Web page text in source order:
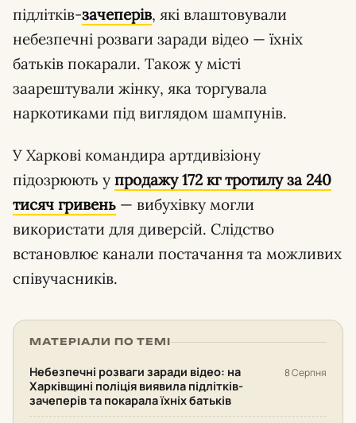
підлітків-зачеперів, які влаштовували
небезпечні розваги заради відео — їхніх
батьків покарали. Також у місті
заарештували жінку, яка торгувала
наркотиками під виглядом шампунів.
У Харкові командира артдивізіону
підозрюють у продажу 172 кг тротилу за 240
тисяч гривень — вибухівку могли
використати для диверсій. Слідство
встановлює канали постачання та можливих
співучасників.
МАТЕРІАЛИ ПО ТЕМІ
Небезпечні розваги заради відео: на
Харківщині поліція виявила підлітків-
зачеперів та покарала їхніх батьків
8 Серпня